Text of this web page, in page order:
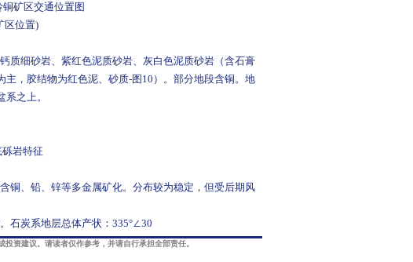
矿区交通位置图
区位置)
细砂岩、紫红色泥质砂岩、灰白色泥质砂岩（含石膏
，胶结物为红色泥、砂质-图10）。部分地段含铜。地
之上。
岩特征
、铅、锌等多金属矿化。分布较为稳定，但受后期风
石炭系地层总体产状：335°∠30
资建议。请读者仅作参考，并请自行承担全部责任。